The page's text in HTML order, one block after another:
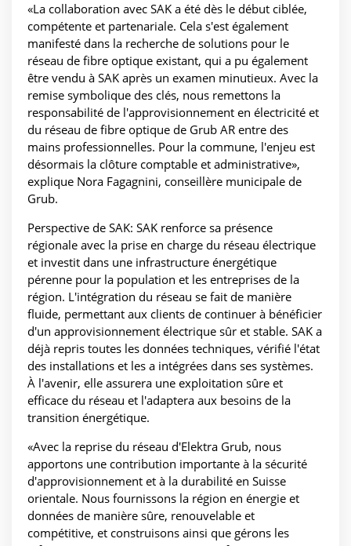
«La collaboration avec SAK a été dès le début ciblée,
compétente et partenariale. Cela s'est également
manifesté dans la recherche de solutions pour le
réseau de fibre optique existant, qui a pu également
être vendu à SAK après un examen minutieux. Avec la
remise symbolique des clés, nous remettons la
responsabilité de l'approvisionnement en électricité et
du réseau de fibre optique de Grub AR entre des
mains professionnelles. Pour la commune, l'enjeu est
désormais la clôture comptable et administrative»,
explique Nora Fagagnini, conseillère municipale de
Grub.
Perspective de SAK: SAK renforce sa présence
régionale avec la prise en charge du réseau électrique
et investit dans une infrastructure énergétique
pérenne pour la population et les entreprises de la
région. L'intégration du réseau se fait de manière
fluide, permettant aux clients de continuer à bénéficier
d'un approvisionnement électrique sûr et stable. SAK a
déjà repris toutes les données techniques, vérifié l'état
des installations et les a intégrées dans ses systèmes.
À l'avenir, elle assurera une exploitation sûre et
efficace du réseau et l'adaptera aux besoins de la
transition énergétique.
«Avec la reprise du réseau d'Elektra Grub, nous
apportons une contribution importante à la sécurité
d'approvisionnement et à la durabilité en Suisse
orientale. Nous fournissons la région en énergie et
données de manière sûre, renouvelable et
compétitive, et construisons ainsi que gérons les